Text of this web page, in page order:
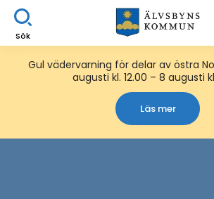
Sök
Gul vädervarning för delar av östra
augusti kl. 12.00 – 8 augusti
Läs mer